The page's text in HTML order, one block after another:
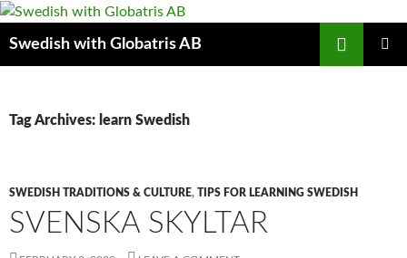
Skip
content
Swedish with Globatris AB
Tag Archives: learn Swedish
SWEDISH TRADITIONS & CULTURE, TIPS FOR LEARNING SWEDISH
SVENSKA SKYLTAR